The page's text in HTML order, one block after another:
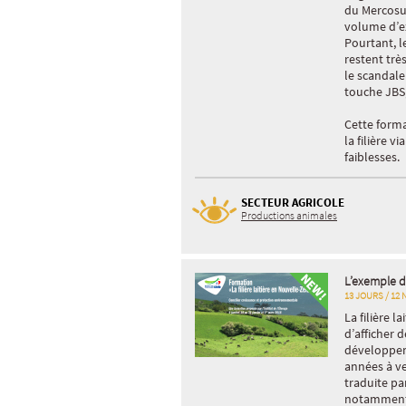
du
volume
Pourtant,
restent
le
touche
Cette
la filière
faiblesses.
SECTEUR AGRICOLE
Productions animales
L’exemple
13 JOURS / 12
La filière
d’afficher
années à
traduite